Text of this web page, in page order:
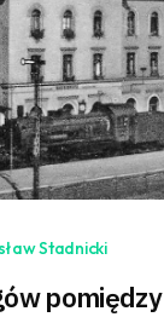
Stadnicki
pomiędzy